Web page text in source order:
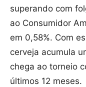
superando com
ao Consumidor
em 0,58%. Com
cerveja acumula
chega ao torneio
últimos 12 meses.